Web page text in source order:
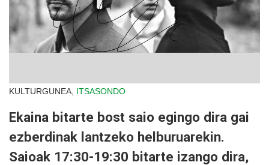
KULTURGUNEA, ITSASONDO
Ekaina bitarte bost saio egingo dira gai
ezberdinak lantzeko helburuarekin.
Saioak 17:30-19:30 bitarte izango dira,